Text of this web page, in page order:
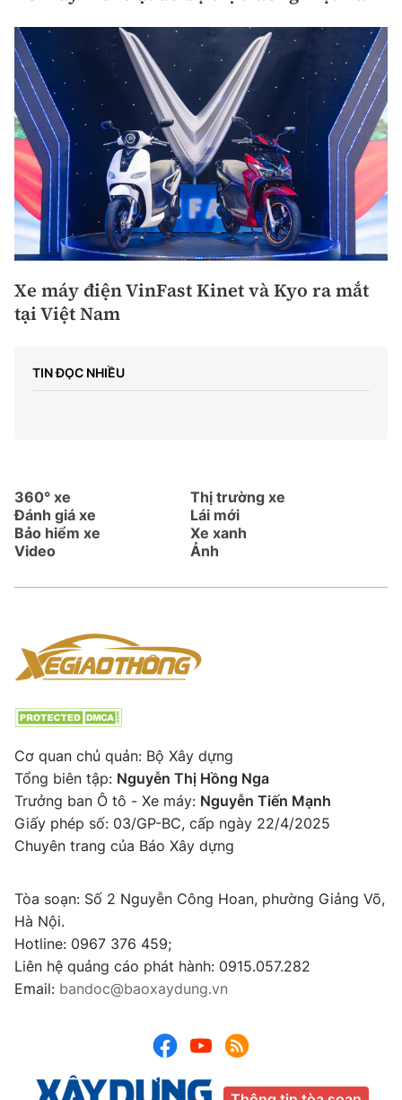
Xe máy điện VinFast Kinet và Kyo ra mắt
tại Việt Nam
TIN ĐỌC NHIỀU
360° xe
Thị trường xe
Đánh giá xe
Lái mới
Bảo hiểm xe
Xe xanh
Video
Ảnh
Cơ quan chủ quản: Bộ Xây dựng
Tổng biên tập: Nguyễn Thị Hồng Nga
Trưởng ban Ô tô - Xe máy: Nguyễn Tiến Mạnh
Giấy phép số: 03/GP-BC, cấp ngày 22/4/2025
Chuyên trang của Báo Xây dựng
Tòa soạn: Số 2 Nguyễn Công Hoan, phường Giảng Võ,
Hà Nội.
Hotline: 0967 376 459;
Liên hệ quảng cáo phát hành: 0915.057.282
Email: bandoc@baoxaydung.vn